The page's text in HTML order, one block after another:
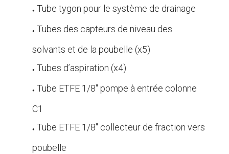
● Tube tygon pour le système de drainage
● Tubes des capteurs de niveau des
solvants et de la poubelle (x5)
● Tubes d’aspiration (x4)
● Tube ETFE 1/8″ pompe à entrée colonne
C1
● Tube ETFE 1/8″ collecteur de fraction vers
poubelle